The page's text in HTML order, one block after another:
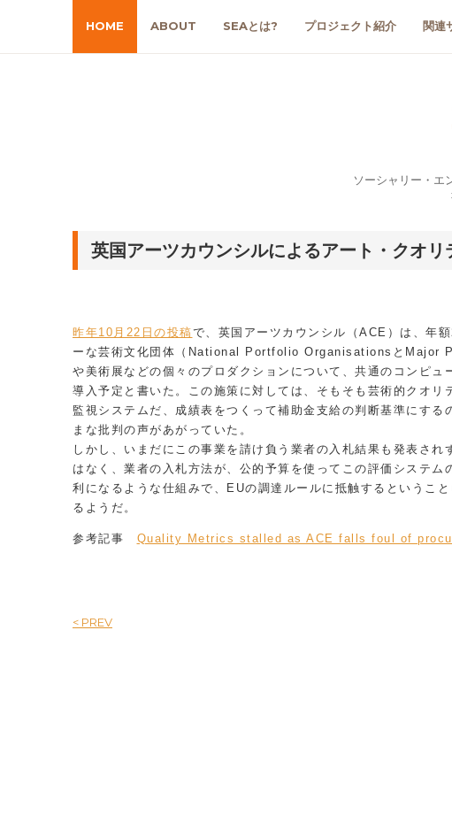
HOME ABOUT SEAとは? プロジェクト紹介 関連
ソーシャリー・エ
英国アーツカウンシルによるアート・クオ
昨年10月22日の投稿で、英国アーツカウンシル（ACE）は、年
ーな芸術文化団体（National Portfolio OrganisationsとMajor
や美術展などの個々のプロダクションについて、共通のコンピ
導入予定と書いた。この施策に対しては、そもそも芸術的クオ
監視システムだ、成績表をつくって補助金支給の判断基準にす
まな批判の声があがっていた。
しかし、いまだにこの事業を請け負う業者の入札結果も発表さ
はなく、業者の入札方法が、公的予算を使ってこの評価システ
利になるような仕組みで、EUの調達ルールに抵触するというこ
るようだ。
参考記事 Quality Metrics stalled as ACE falls foul of
< PREV